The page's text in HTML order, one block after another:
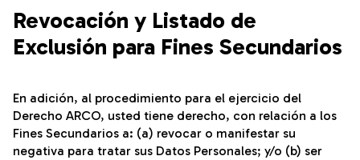
Revocación y Listado de
Exclusión para Fines Secundarios
En adición, al procedimiento para el ejercicio del
Derecho ARCO, usted tiene derecho, con relación a los
Fines Secundarios a: (a) revocar o manifestar su
negativa para tratar sus Datos Personales; y/o (b) ser